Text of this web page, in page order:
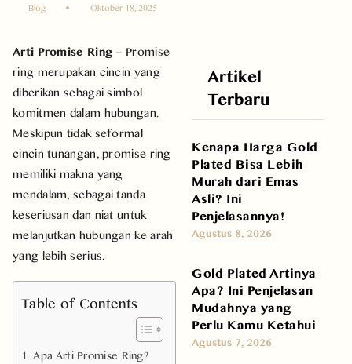
Blog Oktober 18, 2025
Arti Promise Ring – Promise
ring merupakan cincin yang
diberikan sebagai simbol
komitmen dalam hubungan.
Meskipun tidak seformal
cincin tunangan, promise ring
memiliki makna yang
mendalam, sebagai tanda
keseriusan dan niat untuk
melanjutkan hubungan ke arah
yang lebih serius.
Table of Contents
Apa Arti Promise Ring?
Artikel
Terbaru
Kenapa Harga Gold
Plated Bisa Lebih
Murah dari Emas
Asli? Ini
Penjelasannya!
Agustus 8, 2026
Gold Plated Artinya
Apa? Ini Penjelasan
Mudahnya yang
Perlu Kamu Ketahui
Agustus 7, 2026